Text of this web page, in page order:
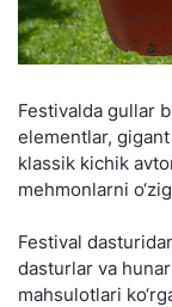
Festivalda gullar
elementlar,
klassik kichik
mehmonlarni
Festival
dasturlar va
mahsulotlari